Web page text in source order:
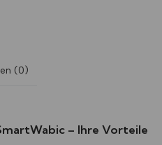
(0)
– Ihre Vorteile